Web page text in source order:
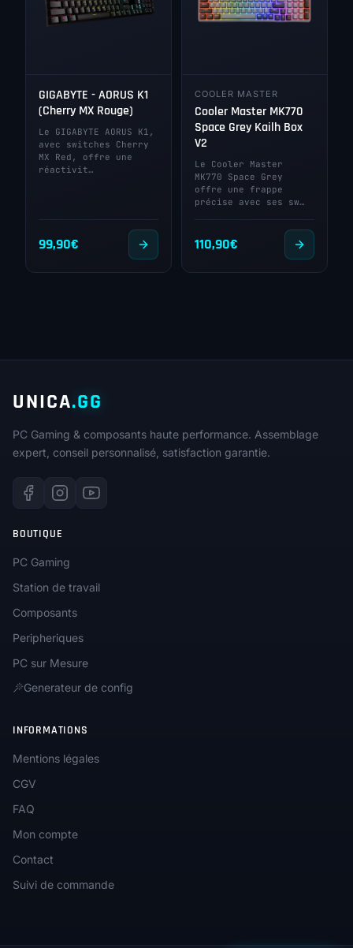
GIGABYTE - AORUS K1
(Cherry MX Rouge)
Le GIGABYTE AORUS K1,
avec switches Cherry
MX Red, offre une
réactivit…
99,90€
COOLER MASTER
Cooler Master MK770
Space Grey Kailh Box
V2
Le Cooler Master
MK770 Space Grey
offre une frappe
précise avec ses sw…
110,90€
UNICA.GG
PC Gaming & composants haute performance. Assemblage
expert, conseil personnalisé, satisfaction garantie.
BOUTIQUE
PC Gaming
Station de travail
Composants
Peripheriques
PC sur Mesure
Generateur de config
INFORMATIONS
Mentions légales
CGV
FAQ
Mon compte
Contact
Suivi de commande